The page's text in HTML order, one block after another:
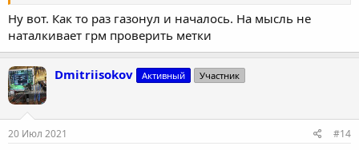
Ну вот. Как то раз газонул и началось. На мысль не
наталкивает грм проверить метки
Dmitriisokov Активный Участник
20 Июл 2021 #14